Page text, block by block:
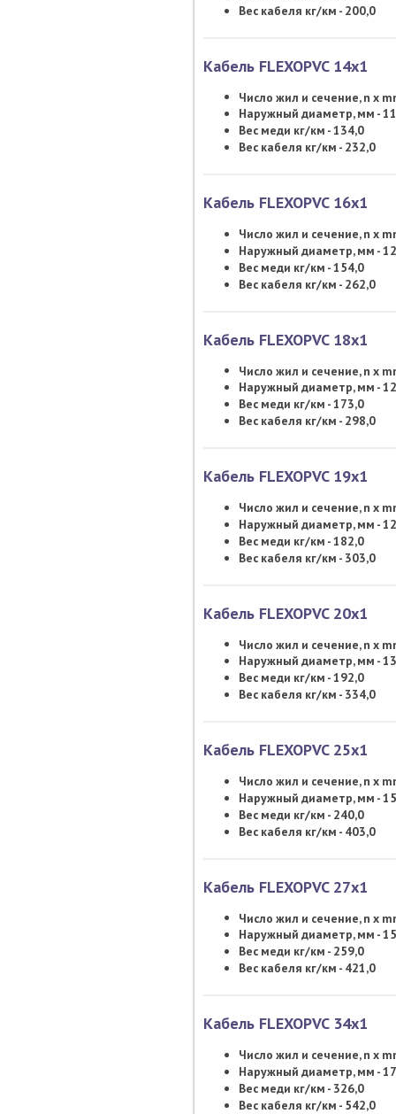
Вес кабеля кг/км - 200,0
Кабель FLEXOPVC 14х1
Число жил и сечение, n x
Наружный диаметр, мм -
Вес меди кг/км - 134,0
Вес кабеля кг/км - 232,0
Кабель FLEXOPVC 16х1
Число жил и сечение, n x
Наружный диаметр, мм -
Вес меди кг/км - 154,0
Вес кабеля кг/км - 262,0
Кабель FLEXOPVC 18х1
Число жил и сечение, n x
Наружный диаметр, мм -
Вес меди кг/км - 173,0
Вес кабеля кг/км - 298,0
Кабель FLEXOPVC 19х1
Число жил и сечение, n x
Наружный диаметр, мм -
Вес меди кг/км - 182,0
Вес кабеля кг/км - 303,0
Кабель FLEXOPVC 20х1
Число жил и сечение, n x
Наружный диаметр, мм -
Вес меди кг/км - 192,0
Вес кабеля кг/км - 334,0
Кабель FLEXOPVC 25х1
Число жил и сечение, n x
Наружный диаметр, мм -
Вес меди кг/км - 240,0
Вес кабеля кг/км - 403,0
Кабель FLEXOPVC 27х1
Число жил и сечение, n x
Наружный диаметр, мм -
Вес меди кг/км - 259,0
Вес кабеля кг/км - 421,0
Кабель FLEXOPVC 34х1
Число жил и сечение, n x
Наружный диаметр, мм -
Вес меди кг/км - 326,0
Вес кабеля кг/км - 542,0